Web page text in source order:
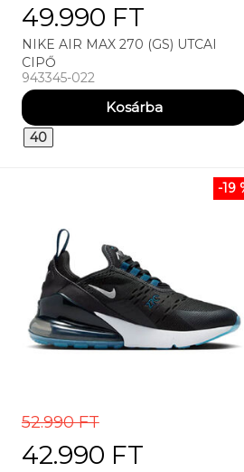
49.990 FT
NIKE AIR MAX 270 (GS) UTCAI
CIPŐ
943345-022
40
-19
52.990 FT
42.990 FT